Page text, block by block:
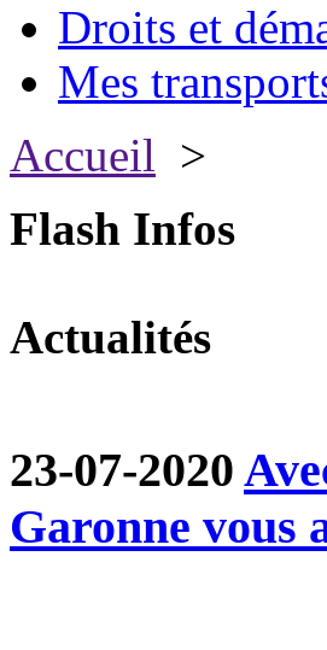
Droits et
Mes
Accueil >
Flash Infos
Actualités
23-07-2020
Garonne vous